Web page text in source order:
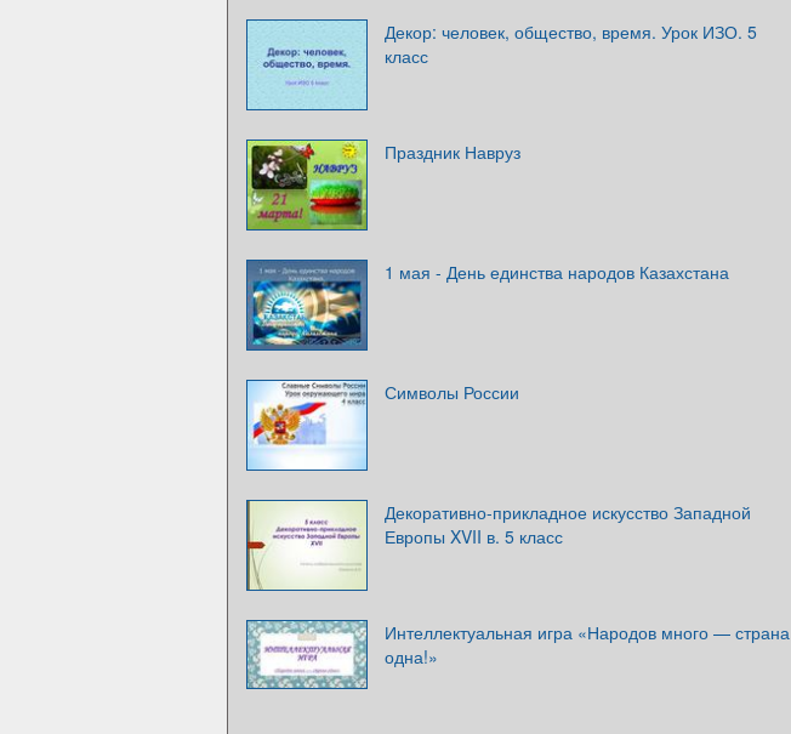
Декор: человек, общество, время. Урок ИЗО. 5
класс
Праздник Навруз
1 мая - День единства народов Казахстана
Символы России
Декоративно-прикладное искусство Западной
Европы XVII в. 5 класс
Интеллектуальная игра «Народов много — страна
одна!»